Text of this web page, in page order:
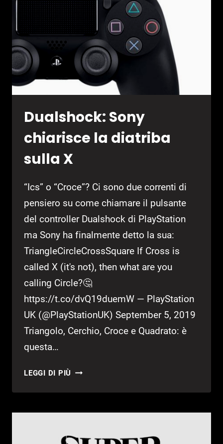
ONE
Dualshock: Sony
chiarisce la diatriba
sulla X
“Ics” o “Croce”? Ci sono due correnti di
pensiero su come chiamare il pulsante
del controller Dualshock di PlayStation
ma Sony ha finalmente detto la sua:
TriangleCircleCrossSquare If Cross is
called X (it's not), then what are you
calling Circle?🤔
https://t.co/dvQ19duemW — PlayStation
UK (@PlayStationUK) September 5, 2019
Triangolo, Cerchio, Croce e Quadrato: è
questa…
LEGGI DI PIÙ DUALSHOCK: